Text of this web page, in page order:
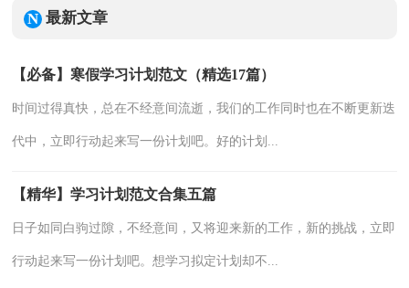
最新文章
【必备】寒假学习计划范文（精选17篇）
时间过得真快，总在不经意间流逝，我们的工作同时也在不断更新迭
代中，立即行动起来写一份计划吧。好的计划...
【精华】学习计划范文合集五篇
日子如同白驹过隙，不经意间，又将迎来新的工作，新的挑战，立即
行动起来写一份计划吧。想学习拟定计划却不...